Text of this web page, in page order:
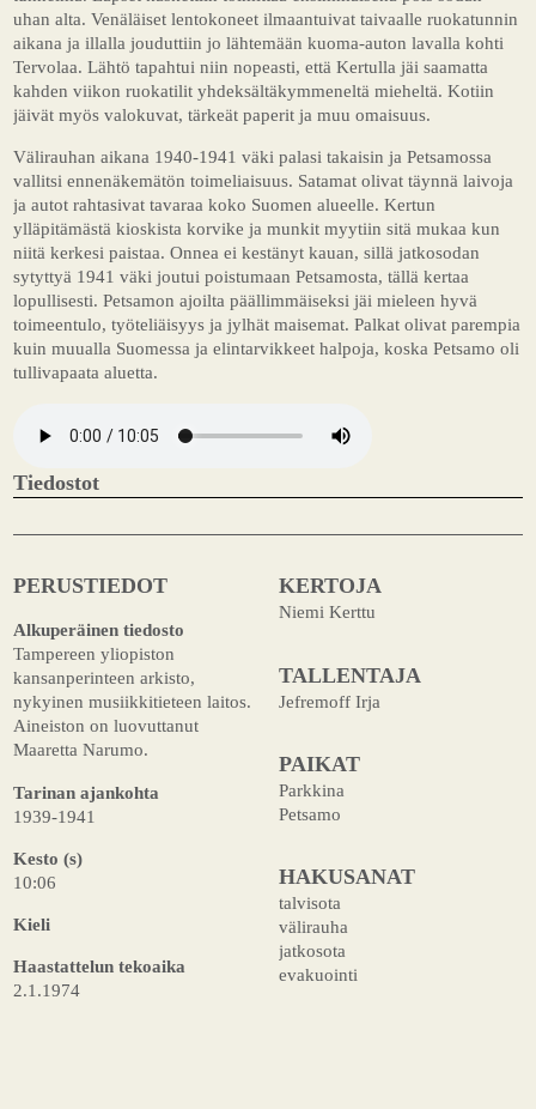
uhan alta. Venäläiset lentokoneet ilmaantuivat taivaalle ruokatunnin
aikana ja illalla jouduttiin jo lähtemään kuoma-auton lavalla kohti
Tervolaa. Lähtö tapahtui niin nopeasti, että Kertulla jäi saamatta
kahden viikon ruokatilit yhdeksältäkymmeneltä mieheltä. Kotiin
jäivät myös valokuvat, tärkeät paperit ja muu omaisuus.
Välirauhan aikana 1940-1941 väki palasi takaisin ja Petsamossa
vallitsi ennenäkemätön toimeliaisuus. Satamat olivat täynnä laivoja
ja autot rahtasivat tavaraa koko Suomen alueelle. Kertun
ylläpitämästä kioskista korvike ja munkit myytiin sitä mukaa kun
niitä kerkesi paistaa. Onnea ei kestänyt kauan, sillä jatkosodan
sytyttyä 1941 väki joutui poistumaan Petsamosta, tällä kertaa
lopullisesti. Petsamon ajoilta päällimmäiseksi jäi mieleen hyvä
toimeentulo, työteliäisyys ja jylhät maisemat. Palkat olivat parempia
kuin muualla Suomessa ja elintarvikkeet halpoja, koska Petsamo oli
tullivapaata aluetta.
Tiedostot
PERUSTIEDOT
Alkuperäinen tiedosto
Tampereen yliopiston
kansanperinteen arkisto,
nykyinen musiikkitieteen laitos.
Aineiston on luovuttanut
Maaretta Narumo.
Tarinan ajankohta
1939-1941
Kesto (s)
10:06
Kieli
Haastattelun tekoaika
2.1.1974
KERTOJA
Niemi Kerttu
TALLENTAJA
Jefremoff Irja
PAIKAT
Parkkina
Petsamo
HAKUSANAT
talvisota
välirauha
jatkosota
evakuointi